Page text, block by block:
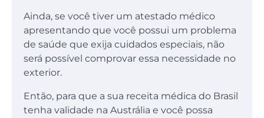
Ainda, se você tiver um atestado médico
apresentando que você possui um problema
de saúde que exija cuidados especiais, não
será possível comprovar essa necessidade no
exterior.
Então, para que a sua receita médica do Brasil
tenha validade na Austrália e você possa